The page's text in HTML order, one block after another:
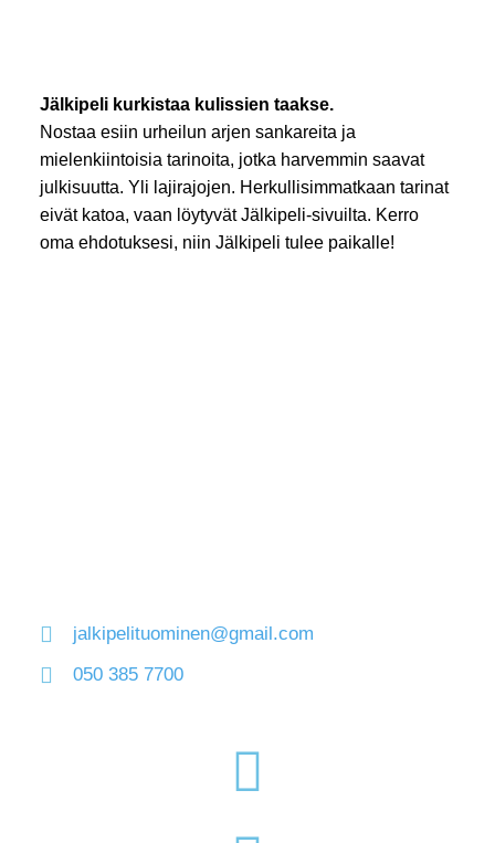
Jälkipeli kurkistaa kulissien taakse.
Nostaa esiin urheilun arjen sankareita ja
mielenkiintoisia tarinoita, jotka harvemmin saavat
julkisuutta. Yli lajirajojen. Herkullisimmatkaan tarinat
eivät katoa, vaan löytyvät Jälkipeli-sivuilta. Kerro
oma ehdotuksesi, niin Jälkipeli tulee paikalle!
jalkipelituominen@gmail.com
050 385 7700